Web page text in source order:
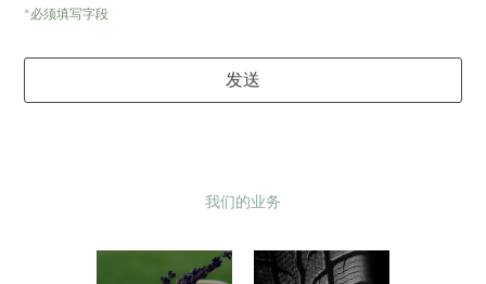
*必须填写字段
Website
发送
我们的业务